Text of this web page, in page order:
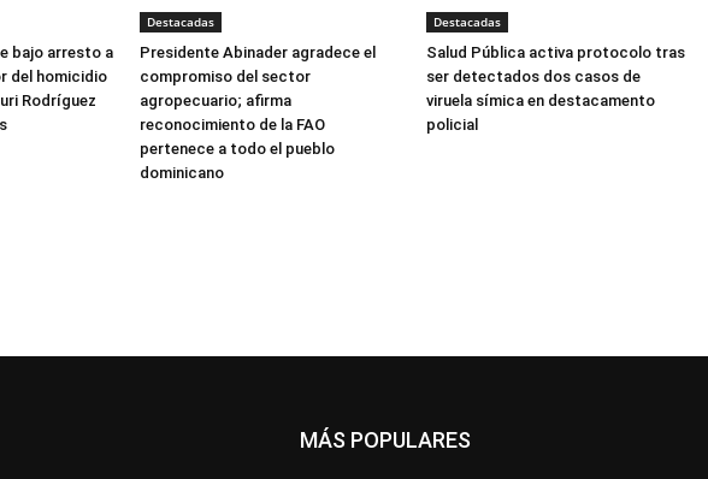
bajo arresto a
del homicidio
Rodríguez
Destacadas
Presidente Abinader agradece el
compromiso del sector
agropecuario; afirma
reconocimiento de la FAO
pertenece a todo el pueblo
dominicano
Destacadas
Salud Pública activa protocolo tras
ser detectados dos casos de
viruela símica en destacamento
policial
MÁS POPULARES
All Destacado